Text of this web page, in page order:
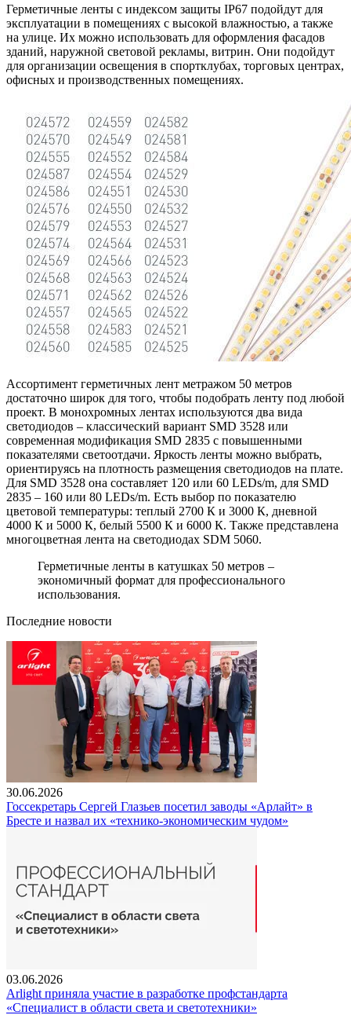
Герметичные ленты с индексом защиты IP67 подойдут для
эксплуатации в помещениях с высокой влажностью, а также
на улице. Их можно использовать для оформления фасадов
зданий, наружной световой рекламы, витрин. Они подойдут
для организации освещения в спортклубах, торговых центрах,
офисных и производственных помещениях.
Ассортимент герметичных лент метражом 50 метров
достаточно широк для того, чтобы подобрать ленту под любой
проект. В монохромных лентах используются два вида
светодиодов – классический вариант SMD 3528 или
современная модификация SMD 2835 с повышенными
показателями светоотдачи. Яркость ленты можно выбрать,
ориентируясь на плотность размещения светодиодов на плате.
Для SMD 3528 она составляет 120 или 60 LEDs/m, для SMD
2835 – 160 или 80 LEDs/m. Есть выбор по показателю
цветовой температуры: теплый 2700 К и 3000 К, дневной
4000 К и 5000 К, белый 5500 К и 6000 К. Также представлена
многоцветная лента на светодиодах SDM 5060.
Герметичные ленты в катушках 50 метров –
экономичный формат для профессионального
использования.
Последние новости
30.06.2026
Госсекретарь Сергей Глазьев посетил заводы «Арлайт» в
Бресте и назвал их «технико-экономическим чудом»
03.06.2026
Arlight приняла участие в разработке профстандарта
«Специалист в области света и светотехники»